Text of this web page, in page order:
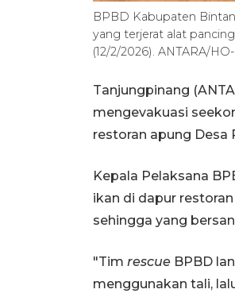
BPBD Kabupaten
yang terjerat alat
(12/2/2026). ANTARA/
Tanjungpinang
mengevakuasi
restoran apung Desa
Kepala Pelaksana
ikan di dapur
sehingga yang
"Tim rescue BPBD
menggunakan tali,